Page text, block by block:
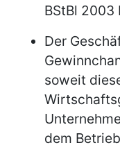
BStBl 2003
Der
soweit
dem